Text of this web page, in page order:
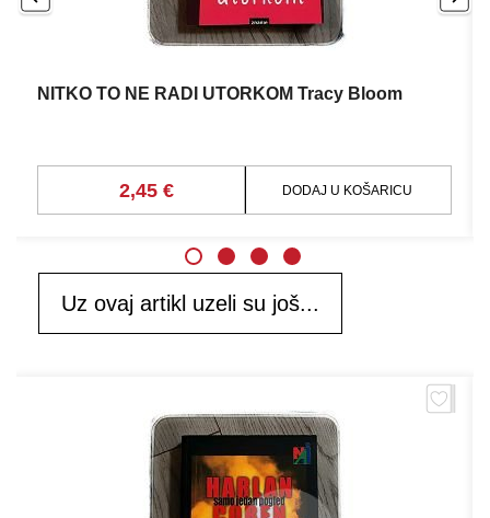
NITKO TO NE RADI UTORKOM Tracy Bloom
2,45 € DODAJ U KOŠARICU
Uz ovaj artikl uzeli su još...